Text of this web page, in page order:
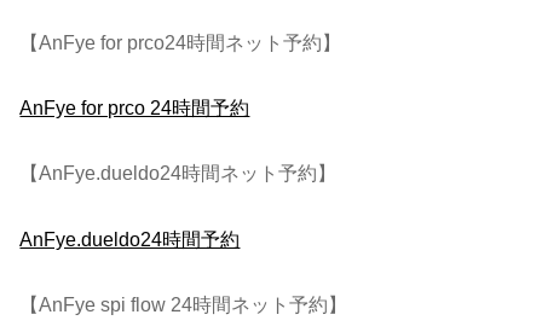
【AnFye for prco24時間ネット予約】
AnFye for prco 24時間予約
【AnFye.dueldo24時間ネット予約】
AnFye.dueldo24時間予約
【AnFye spi flow 24時間ネット予約】